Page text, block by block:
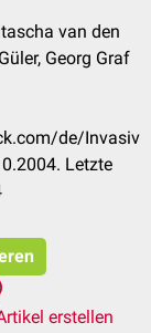
van den
Georg Graf
de/Invasiv
Letzte
erstellen